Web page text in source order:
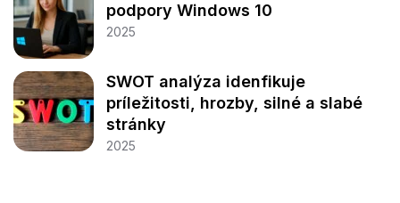
podpory Windows 10
2025
SWOT analýza idenfikuje
príležitosti, hrozby, silné a slabé
stránky
2025